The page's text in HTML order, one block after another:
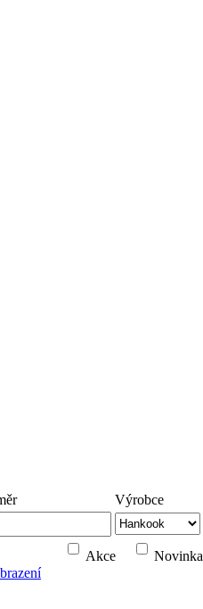
Výrobce
Akce Novinka